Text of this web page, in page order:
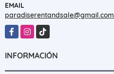
EMAIL
paradiserentandsale@gmail.com
FacebookInstagram
TikTok
INFORMACIÓN